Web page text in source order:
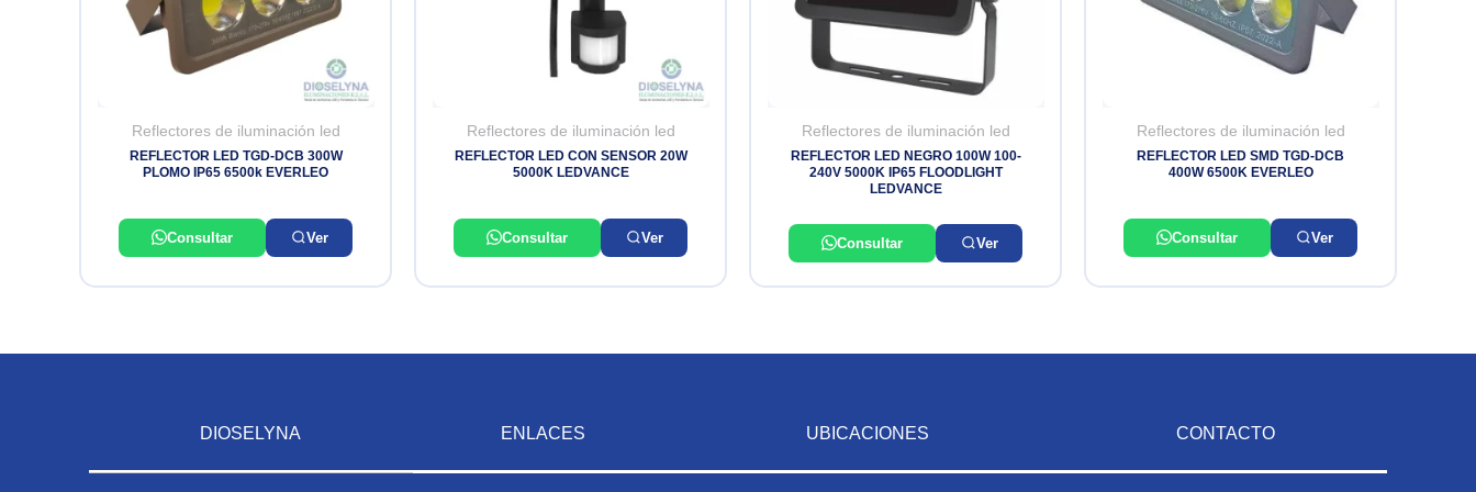
Reflectores de iluminación led
REFLECTOR LED TGD-DCB 300W
PLOMO IP65 6500k EVERLEO
Consultar Ver
Reflectores de iluminación led
REFLECTOR LED CON SENSOR 20W
5000K LEDVANCE
Consultar Ver
Reflectores de iluminación led
REFLECTOR LED NEGRO 100W 100-
240V 5000K IP65 FLOODLIGHT
LEDVANCE
Consultar Ver
Reflectores de iluminación led
REFLECTOR LED SMD TGD-DCB
400W 6500K EVERLEO
Consultar Ver
DIOSELYNA ENLACES UBICACIONES CONTACTO